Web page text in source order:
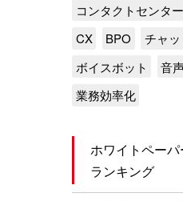
コンタクトセンタ
CX
BPO
チャ
ボイスボット
音
業務効率化
ホワイトペー
ランキング